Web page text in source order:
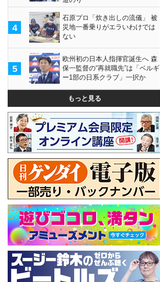
4
石原プロ「炊き出しの流儀」 被
災地一番乗りがエラいわけでは
ない
5
欧州初の日本人指揮官誕生へ 森
保一監督の“再就職先”は「ベルギ
ー1部の日系クラブ」一択か
もっと見る